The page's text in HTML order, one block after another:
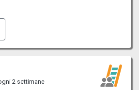
2 settimane